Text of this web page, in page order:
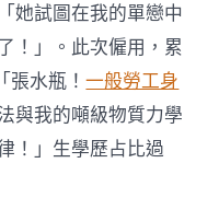
她試圖在我的單戀中
！」。此次僱用，累
張水瓶！一般勞工身
與我的噸級物質力學
！」生學歷占比過